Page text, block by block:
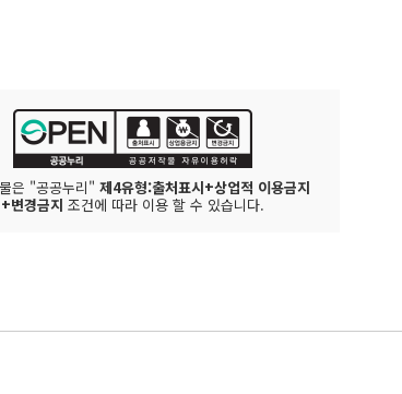
은 "공공누리" 제4유형:출처표시+상업적 이용금지
+변경금지 조건에 따라 이용 할 수 있습니다.